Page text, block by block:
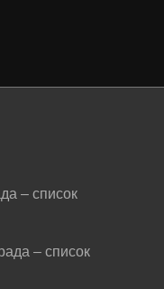
– список
– список